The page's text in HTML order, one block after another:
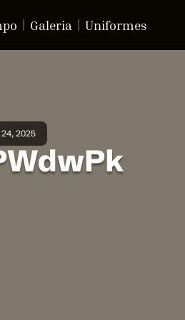
Galeria Uniformes
2025